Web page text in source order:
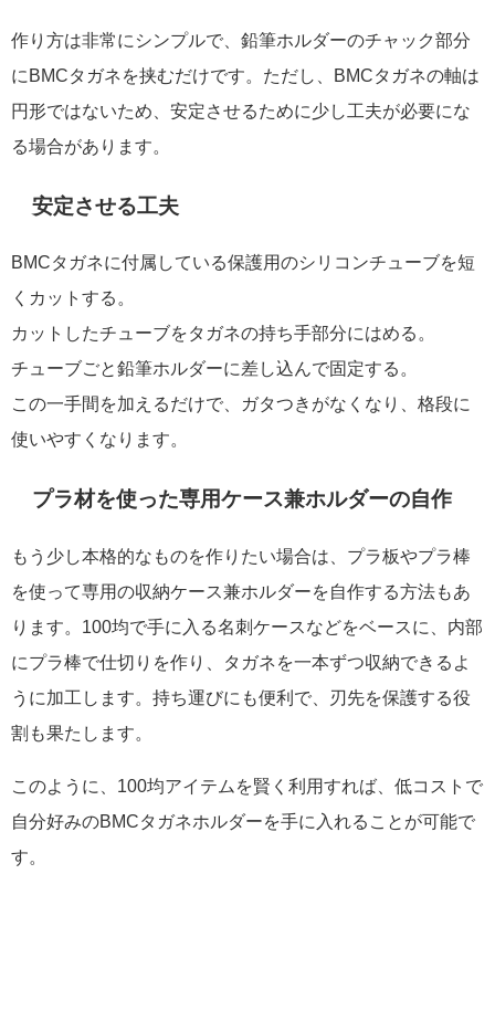
作り方は非常にシンプルで、鉛筆ホルダーのチャック部分
にBMCタガネを挟むだけです。ただし、BMCタガネの軸は
円形ではないため、安定させるために少し工夫が必要にな
る場合があります。
安定させる工夫
BMCタガネに付属している保護用のシリコンチューブを短
くカットする。
カットしたチューブをタガネの持ち手部分にはめる。
チューブごと鉛筆ホルダーに差し込んで固定する。
この一手間を加えるだけで、ガタつきがなくなり、格段に
使いやすくなります。
プラ材を使った専用ケース兼ホルダーの自作
もう少し本格的なものを作りたい場合は、プラ板やプラ棒
を使って専用の収納ケース兼ホルダーを自作する方法もあ
ります。100均で手に入る名刺ケースなどをベースに、内部
にプラ棒で仕切りを作り、タガネを一本ずつ収納できるよ
うに加工します。持ち運びにも便利で、刃先を保護する役
割も果たします。
このように、100均アイテムを賢く利用すれば、低コストで
自分好みのBMCタガネホルダーを手に入れることが可能で
す。